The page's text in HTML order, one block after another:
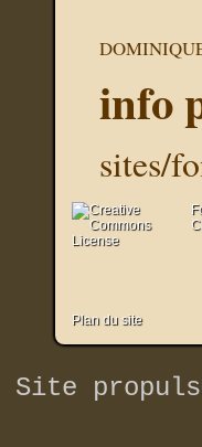
info
sites/
Plan du site
Site